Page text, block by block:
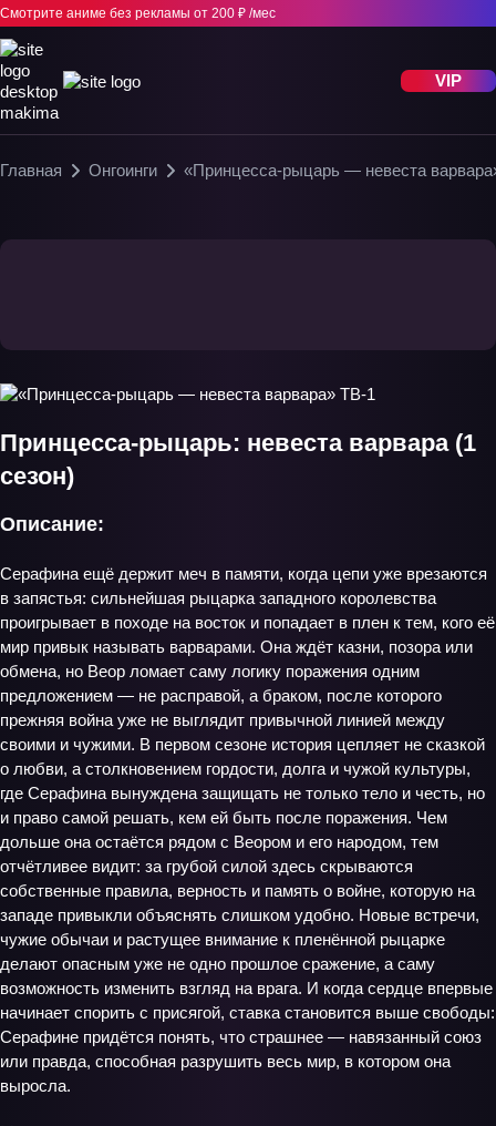
Смотрите аниме без рекламы от 200 ₽ /мес
VIP
Главная Онгоинги «Принцесса-рыцарь — невеста
Принцесса-рыцарь: невеста варвара (1
сезон)
Описание:
Серафина ещё держит меч в памяти, когда цепи уже врезаются
в запястья: сильнейшая рыцарка западного королевства
проигрывает в походе на восток и попадает в плен к тем, кого её
мир привык называть варварами. Она ждёт казни, позора или
обмена, но Веор ломает саму логику поражения одним
предложением — не расправой, а браком, после которого
прежняя война уже не выглядит привычной линией между
своими и чужими. В первом сезоне история цепляет не сказкой
о любви, а столкновением гордости, долга и чужой культуры,
где Серафина вынуждена защищать не только тело и честь, но
и право самой решать, кем ей быть после поражения. Чем
дольше она остаётся рядом с Веором и его народом, тем
отчётливее видит: за грубой силой здесь скрываются
собственные правила, верность и память о войне, которую на
западе привыкли объяснять слишком удобно. Новые встречи,
чужие обычаи и растущее внимание к пленённой рыцарке
делают опасным уже не одно прошлое сражение, а саму
возможность изменить взгляд на врага. И когда сердце впервые
начинает спорить с присягой, ставка становится выше свободы:
Серафине придётся понять, что страшнее — навязанный союз
или правда, способная разрушить весь мир, в котором она
выросла.